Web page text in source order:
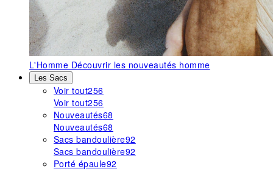
L'Homme Découvrir les nouveautés homme
Les Sacs
Voir tout256
Voir tout256
Nouveautés68
Nouveautés68
Sacs bandoulière92
Sacs bandoulière92
Porté épaule92